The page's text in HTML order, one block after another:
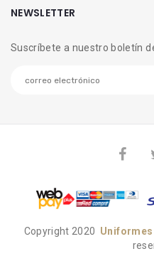
NEWSLETTER
Suscríbete a nuestro boletín
Copyright 2020